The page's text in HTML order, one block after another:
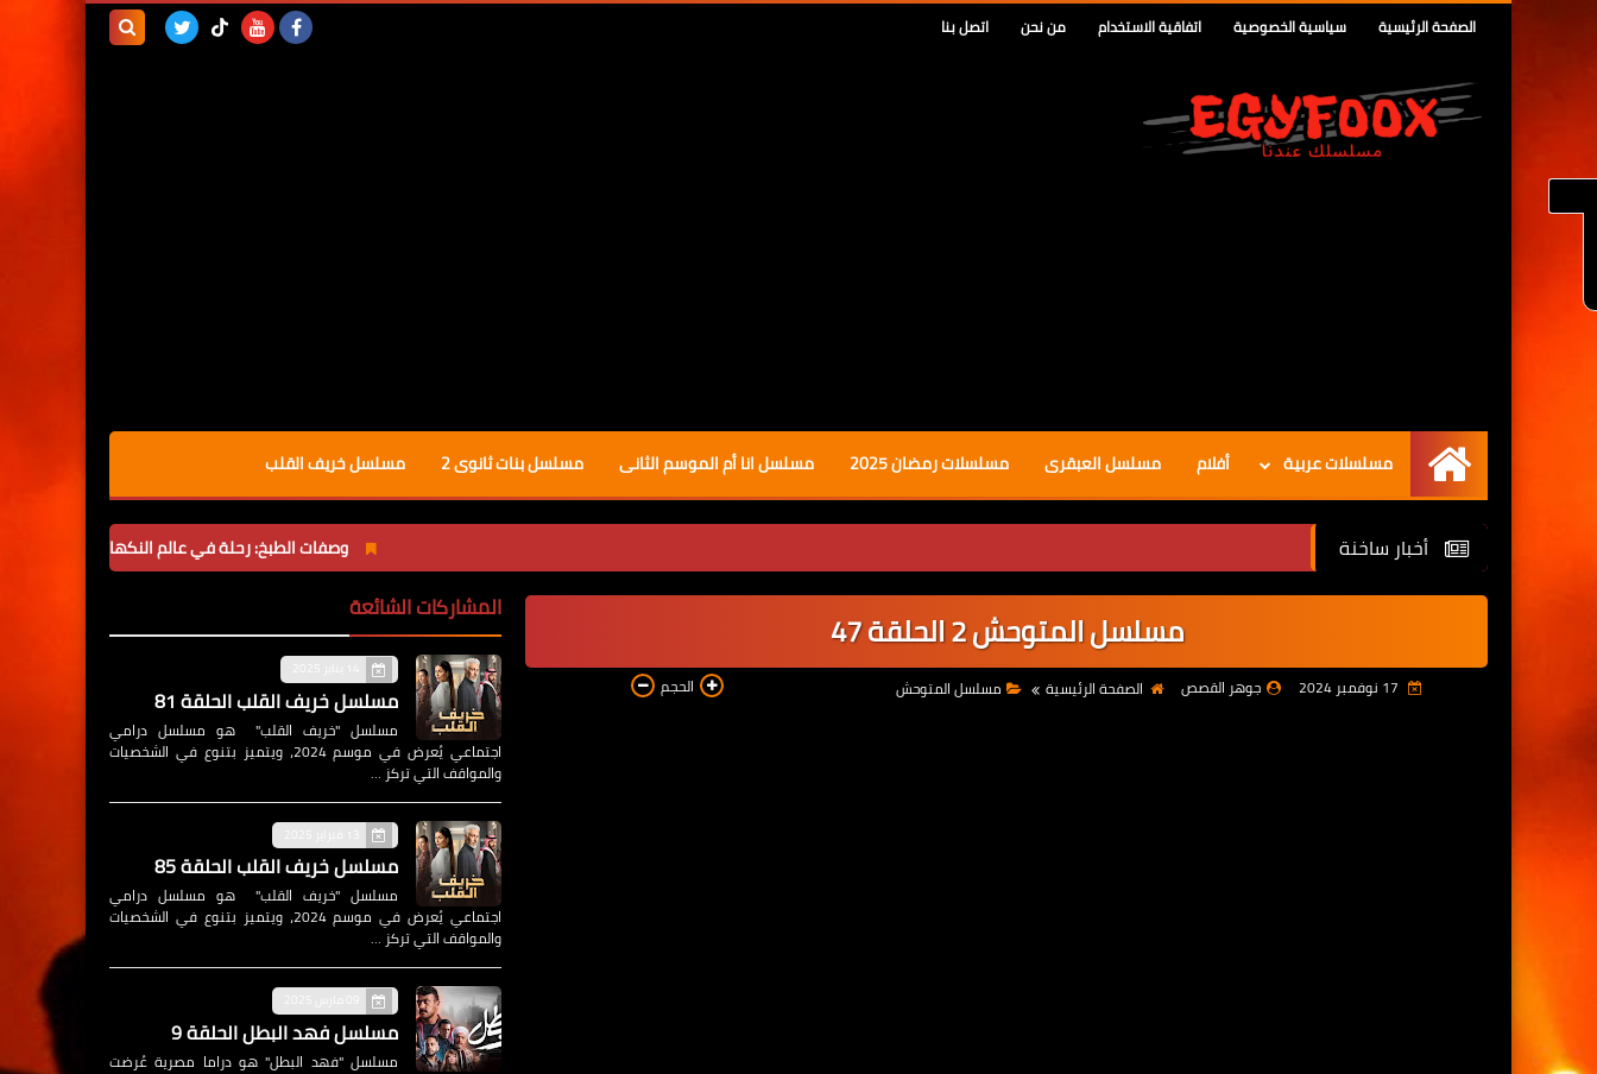
الصفحة الرئيسية سياسية الخصوصية اتفاقية الاستخدام من نحن اتصل بنا
الرئيسية
مسلسلات عربية أفلام مسلسل العبقرى مسلسلات رمضان 2025 مسلسل انا أم الموسم الثانى مسلسل بنات ثانوى 2 مسلسل خريف القلب
أخبار ساخنة وصفات الطبخ: رحلة في عالم النكهات كانوا
مسلسل المتوحش 2 الحلقة 47
جوهر القصص الصفحة الرئيسية مسلسل المتوحش الحجم
المشاركات الشائعة
مسلسل خريف القلب الحلقة 81
مسلسل "خريف القلب" هو مسلسل درامي
اجتماعي يُعرض في موسم 2024، ويتميز بتنوع في الشخصيات
والمواقف التي تركز …
مسلسل خريف القلب الحلقة 85
مسلسل "خريف القلب" هو مسلسل درامي
اجتماعي يُعرض في موسم 2024، ويتميز بتنوع في الشخصيات
والمواقف التي تركز …
مسلسل فهد البطل الحلقة 9
مسلسل "فهد البطل" هو دراما مصرية عُرضت